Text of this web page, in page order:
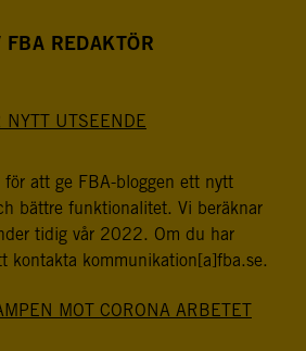
FBA REDAKTÖR
NYTT UTSEENDE
för att ge FBA-bloggen ett nytt
bättre funktionalitet. Vi beräknar
tidig vår 2022. Om du har
kontakta kommunikation[a]fba.se.
MOT CORONA ARBETET